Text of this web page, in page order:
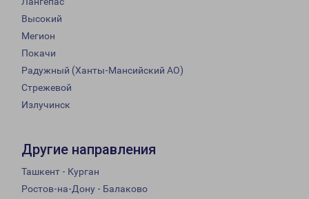
Высокий
Мегион
Покачи
Радужный (Ханты-Мансийский АО)
Стрежевой
Излучинск
Другие направления
Ташкент - Курган
Ростов-на-Дону - Балаково